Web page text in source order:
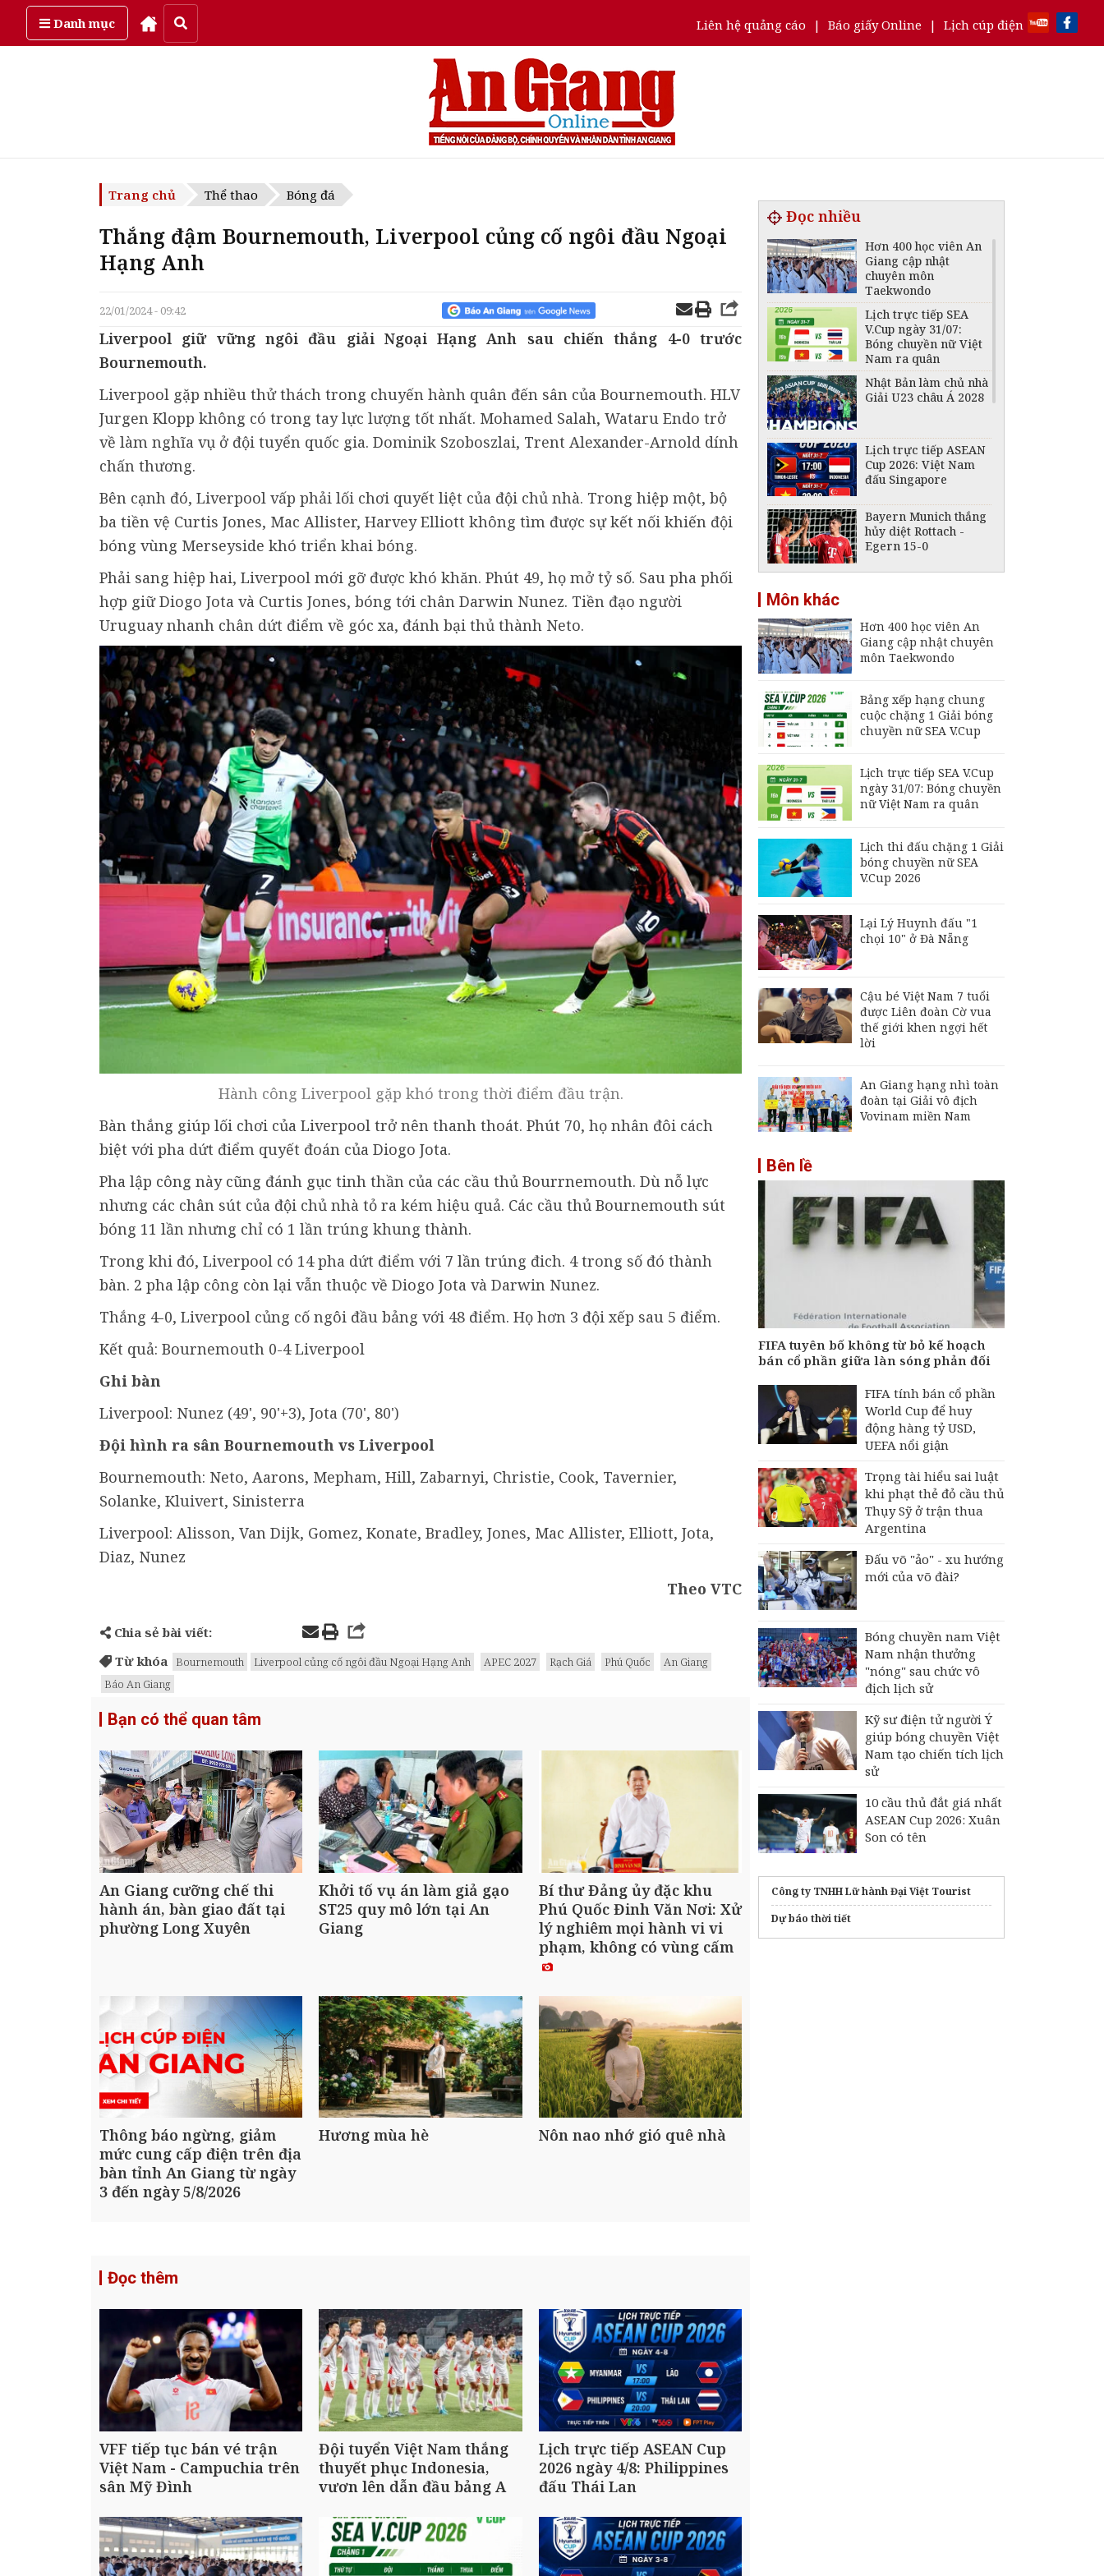
Danh mục Liên hệ quảng cáo | Báo giấy Online | Lịch cúp điện
Thứ năm, ngày 6/08/2026
Trang chủ Thể thao Bóng đá
Thắng đậm Bournemouth, Liverpool củng cố ngôi đầu Ngoại
Hạng Anh
22/01/2024 - 09:42
Liverpool giữ vững ngôi đầu giải Ngoại Hạng Anh sau chiến thắng 4-0 trước
Bournemouth.
Liverpool gặp nhiều thử thách trong chuyến hành quân đến sân của Bournemouth. HLV
Jurgen Klopp không có trong tay lực lượng tốt nhất. Mohamed Salah, Wataru Endo trở
về làm nghĩa vụ ở đội tuyển quốc gia. Dominik Szoboszlai, Trent Alexander-Arnold dính
chấn thương.
Bên cạnh đó, Liverpool vấp phải lối chơi quyết liệt của đội chủ nhà. Trong hiệp một, bộ
ba tiền vệ Curtis Jones, Mac Allister, Harvey Elliott không tìm được sự kết nối khiến đội
bóng vùng Merseyside khó triển khai bóng.
Phải sang hiệp hai, Liverpool mới gỡ được khó khăn. Phút 49, họ mở tỷ số. Sau pha phối
hợp giữ Diogo Jota và Curtis Jones, bóng tới chân Darwin Nunez. Tiền đạo người
Uruguay nhanh chân dứt điểm về góc xa, đánh bại thủ thành Neto.
Hành công Liverpool gặp khó trong thời điểm đầu trận.
Bàn thắng giúp lối chơi của Liverpool trở nên thanh thoát. Phút 70, họ nhân đôi cách
biệt với pha dứt điểm quyết đoán của Diogo Jota.
Pha lập công này cũng đánh gục tinh thần của các cầu thủ Bourrnemouth. Dù nỗ lực
nhưng các chân sút của đội chủ nhà tỏ ra kém hiệu quả. Các cầu thủ Bournemouth sút
bóng 11 lần nhưng chỉ có 1 lần trúng khung thành.
Trong khi đó, Liverpool có 14 pha dứt điểm với 7 lần trúng đich. 4 trong số đó thành
bàn. 2 pha lập công còn lại vẫn thuộc về Diogo Jota và Darwin Nunez.
Thắng 4-0, Liverpool củng cố ngôi đầu bảng với 48 điểm. Họ hơn 3 đội xếp sau 5 điểm.
Kết quả: Bournemouth 0-4 Liverpool
Ghi bàn
Liverpool: Nunez (49', 90'+3), Jota (70', 80')
Đội hình ra sân Bournemouth vs Liverpool
Bournemouth: Neto, Aarons, Mepham, Hill, Zabarnyi, Christie, Cook, Tavernier,
Solanke, Kluivert, Sinisterra
Liverpool: Alisson, Van Dijk, Gomez, Konate, Bradley, Jones, Mac Allister, Elliott, Jota,
Diaz, Nunez
Theo VTC
Chia sẻ bài viết:
Từ khóa
Bournemouth Liverpool củng cố ngôi đầu Ngoại Hạng Anh APEC 2027 Rạch Giá Phú Quốc
An Giang
Báo An Giang
Bạn có thể quan tâm
An Giang cưỡng chế thi
hành án, bàn giao đất tại
phường Long Xuyên
Khởi tố vụ án làm giả gạo
ST25 quy mô lớn tại An
Giang
Bí thư Đảng ủy đặc khu
Phú Quốc Đinh Văn Nơi: Xử
lý nghiêm mọi hành vi vi
phạm, không có vùng cấm
Thông báo ngừng, giảm
mức cung cấp điện trên địa
bàn tỉnh An Giang từ ngày
3 đến ngày 5/8/2026
Hương mùa hè Nôn nao nhớ gió quê nhà
Đọc thêm
VFF tiếp tục bán vé trận
Việt Nam - Campuchia trên
sân Mỹ Đình
Đội tuyển Việt Nam thắng
thuyết phục Indonesia,
vươn lên dẫn đầu bảng A
Lịch trực tiếp ASEAN Cup
2026 ngày 4/8: Philippines
đấu Thái Lan
Đọc nhiều
Hơn 400 học viên An
Giang cập nhật
chuyên môn
Taekwondo
Lịch trực tiếp SEA
V.Cup ngày 31/07:
Bóng chuyền nữ Việt
Nam ra quân
Nhật Bản làm chủ nhà
Giải U23 châu Á 2028
Lịch trực tiếp ASEAN
Cup 2026: Việt Nam
đấu Singapore
Bayern Munich thắng
hủy diệt Rottach -
Egern 15-0
phản đối
ASEAN Cup 2026: Hòa
0-0 trước Singapore,
cơ hội chiếm ngôi đầu
Lịch trực tiếp ASEAN
Cup 2026 ngày 3/8:
Đội tuyển Futsal Việt
Nam gây bất ngờ
Lịch trực tiếp ASEAN
Cup 2026 ngày 4/8:
Philippines đấu Thái
Môn khác
Hơn 400 học viên An
Giang cập nhật chuyên
môn Taekwondo
Bảng xếp hạng chung
cuộc chặng 1 Giải bóng
chuyền nữ SEA V.Cup
Lịch trực tiếp SEA V.Cup
ngày 31/07: Bóng chuyền
nữ Việt Nam ra quân
Lịch thi đấu chặng 1 Giải
bóng chuyền nữ SEA
V.Cup 2026
Lại Lý Huynh đấu "1
chọi 10" ở Đà Nẵng
Cậu bé Việt Nam 7 tuổi
được Liên đoàn Cờ vua
thế giới khen ngợi hết
lời
An Giang hạng nhì toàn
đoàn tại Giải vô địch
Vovinam miền Nam
Bên lề
FIFA tuyên bố không từ bỏ kế hoạch
bán cổ phần giữa làn sóng phản đối
FIFA tính bán cổ phần
World Cup để huy
động hàng tỷ USD,
UEFA nổi giận
Trọng tài hiểu sai luật
khi phạt thẻ đỏ cầu thủ
Thụy Sỹ ở trận thua
Argentina
Đấu võ "ảo" - xu hướng
mới của võ đài?
Bóng chuyền nam Việt
Nam nhận thưởng
"nóng" sau chức vô
địch lịch sử
Kỹ sư điện tử người Ý
giúp bóng chuyền Việt
Nam tạo chiến tích lịch
sử
10 cầu thủ đắt giá nhất
ASEAN Cup 2026: Xuân
Son có tên
Công ty TNHH Lữ hành Đại Việt Tourist
Dự báo thời tiết